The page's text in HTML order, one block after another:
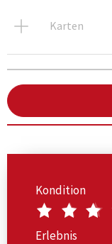
Karten
Kondition
Erlebnis